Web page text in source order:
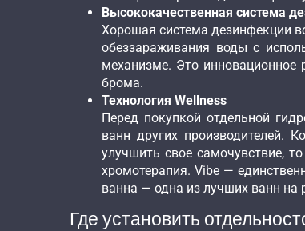
Высококачественная система
Хорошая система дезинфекции
обеззараживания воды с
механизме. Это инновационное
брома.
Технология Wellness
Перед покупкой отдельной
ванн других производителей.
улучшить свое самочувствие,
хромотерапия. Vibe —
ванна — одна из лучших ванн на
Где установить